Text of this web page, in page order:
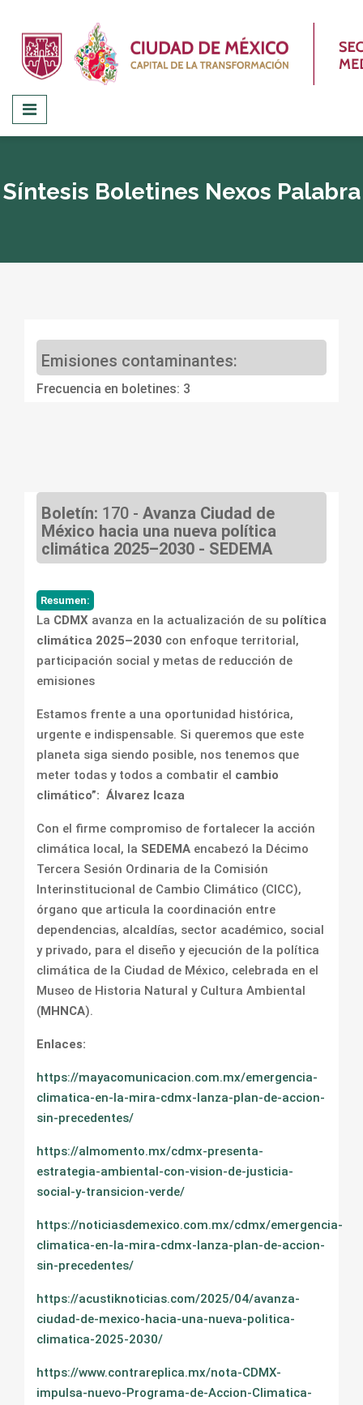
Síntesis Boletines Nexos Palabra
Emisiones contaminantes:
Frecuencia en boletines: 3
Boletín: 170 - Avanza Ciudad de
México hacia una nueva política
climática 2025–2030 - SEDEMA
Resumen:
La CDMX avanza en la actualización de su política
climática 2025–2030 con enfoque territorial,
participación social y metas de reducción de
emisiones
Estamos frente a una oportunidad histórica,
urgente e indispensable. Si queremos que este
planeta siga siendo posible, nos tenemos que
meter todas y todos a combatir el cambio
climático”: Álvarez Icaza
Con el firme compromiso de fortalecer la acción
climática local, la SEDEMA encabezó la Décimo
Tercera Sesión Ordinaria de la Comisión
Interinstitucional de Cambio Climático (CICC),
órgano que articula la coordinación entre
dependencias, alcaldías, sector académico, social
y privado, para el diseño y ejecución de la política
climática de la Ciudad de México, celebrada en el
Museo de Historia Natural y Cultura Ambiental
(MHNCA).
Enlaces:
https://mayacomunicacion.com.mx/emergencia-
climatica-en-la-mira-cdmx-lanza-plan-de-accion-
sin-precedentes/
https://almomento.mx/cdmx-presenta-
estrategia-ambiental-con-vision-de-justicia-
social-y-transicion-verde/
https://noticiasdemexico.com.mx/cdmx/emergencia-
climatica-en-la-mira-cdmx-lanza-plan-de-accion-
sin-precedentes/
https://acustiknoticias.com/2025/04/avanza-
ciudad-de-mexico-hacia-una-nueva-politica-
climatica-2025-2030/
https://www.contrareplica.mx/nota-CDMX-
impulsa-nuevo-Programa-de-Accion-Climatica-